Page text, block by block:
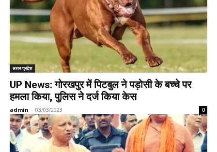
उत्तर प्रदेश
UP News: गोरखपुर में पिटबुल ने पड़ोसी के बच्चे पर
हमला किया, पुलिस ने दर्ज किया केस
admin - 03/03/2023 0